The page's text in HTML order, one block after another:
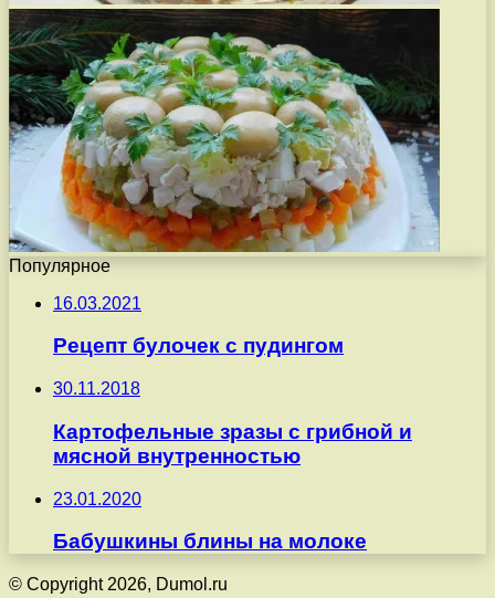
Популярное
16.03.2021
Рецепт булочек с пудингом
30.11.2018
Картофельные зразы с грибной и
мясной внутренностью
23.01.2020
Бабушкины блины на молоке
© Copyright 2026, Dumol.ru